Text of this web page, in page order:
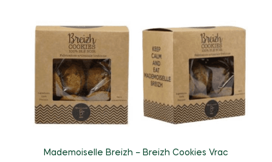
Mademoiselle Breizh – Breizh Cookies Vrac